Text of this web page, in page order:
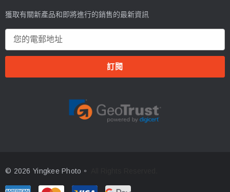
獲取有關新產品和即將進行的銷售的最新資訊
郵
© 2026 Yingkee Photo。